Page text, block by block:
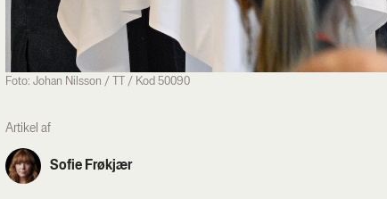
Foto: Johan Nilsson / TT / Kod 50090
Artikel af
Sofie Frøkjær